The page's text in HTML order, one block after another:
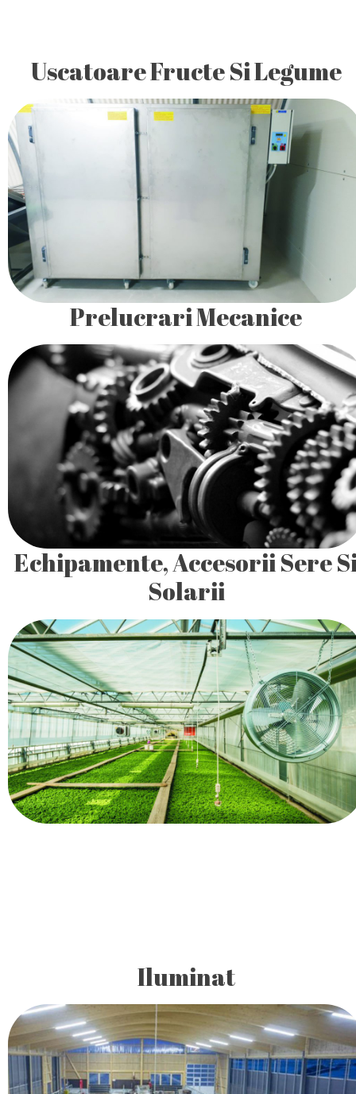
Uscatoare Fructe Si Legume
Uscatorul de legume, fructe, ciuperci asigura un proces de
uscare prin ventilarea produselor cu aer cald intr-un mod
Prelucrari Mecanice
Punem la dispozitia clientilor nostri întreaga noastra
experienta în proiectarea si echiparea ciupercariilor în
deplina conformitate cu cerintele Uniunii Europene.
Echipamente, Accesorii Sere
Solarii
Punem la dispozitia clientilor nostri întreaga noastra
experienta în proiectarea si echiparea ciupercariilor în
deplina conformitate cu cerintele Uniunii Europene.
Iluminat
Iluminatul cu lămpi LED se extinde intens în domeniul